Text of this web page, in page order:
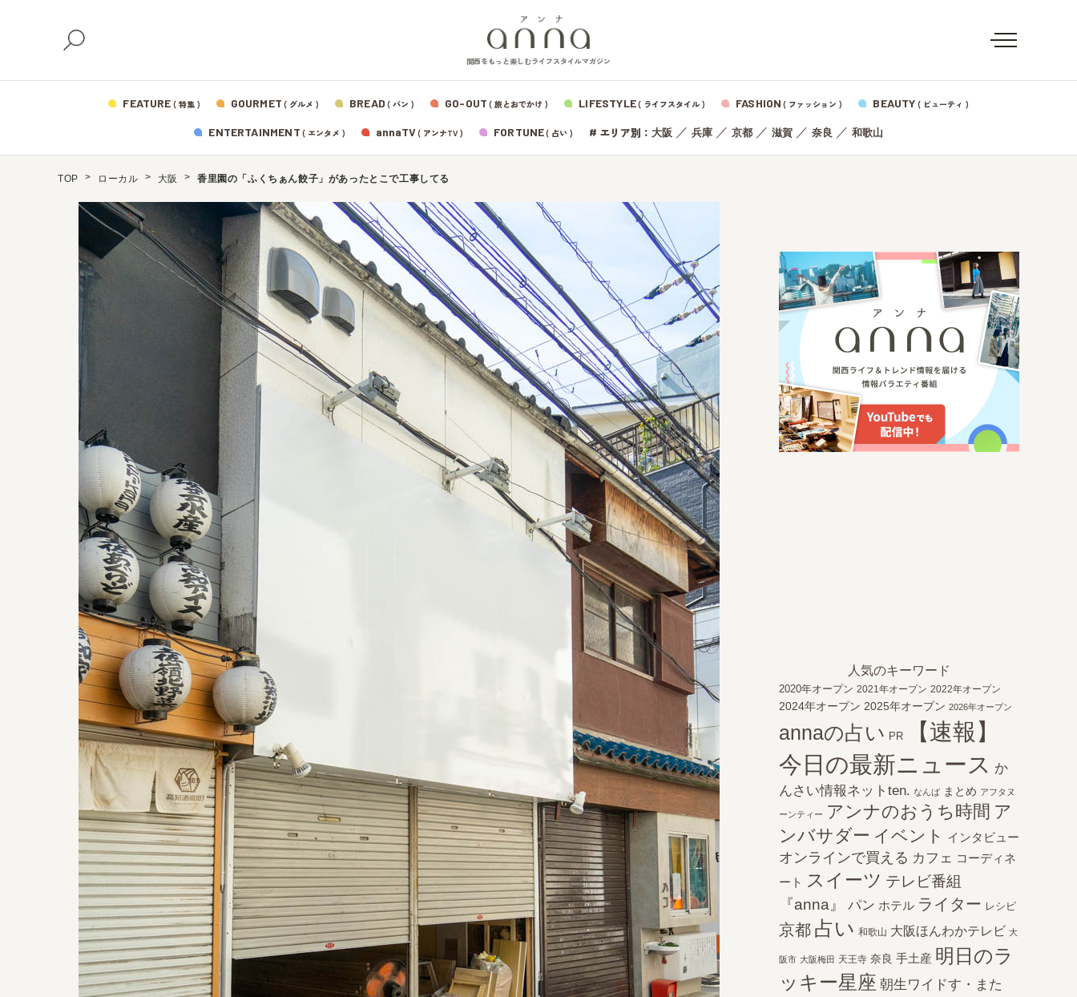
関西をもっと楽しむライフスタイルマガジン
FEATURE ( 特集 ) GOURMET ( グルメ ) BREAD ( パン ) GO-OUT ( 旅とおでかけ ) LIFESTYLE( ライフスタイル ) FASHION ( ファッション ) BEAUTY ( ビューティ )
ENTERTAINMENT ( エンタメ ) annaTV( アンナTV ) FORTUNE( 占い ) # エリア別： 大阪 ／ 兵庫／ 京都／ 滋賀／ 奈良 ／ 和歌山
TOP ローカル 大阪 香里園の「ふくちぁん餃子」があったとこで工事してる
人気のキーワード
2020年オープン 2021年オープン 2022年オープン
2024年オープン 2025年オープン 2026年オープン
annaの占い PR
【速報】
今日の最新ニュース か
んさい情報ネットten. なんば まとめ アフタヌ
ーンティー アンナのおうち時間 ア
ンバサダー イベント インタビュー
オンラインで買える カフェ コーディネ
ート
スイーツ テレビ番組
『anna』
パン ホテル ライター レシピ
京都 占い 和歌山 大阪ほんわかテレビ 大
阪市 大阪梅田 天王寺 奈良 手土産 明日のラ
ッキー星座 朝生ワイドす・また